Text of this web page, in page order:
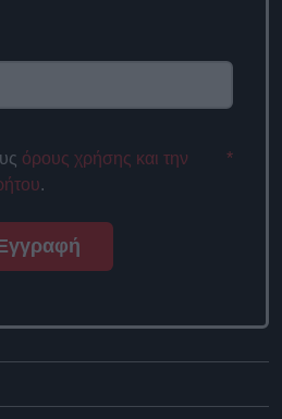
όρους χρήσης και την
.
*